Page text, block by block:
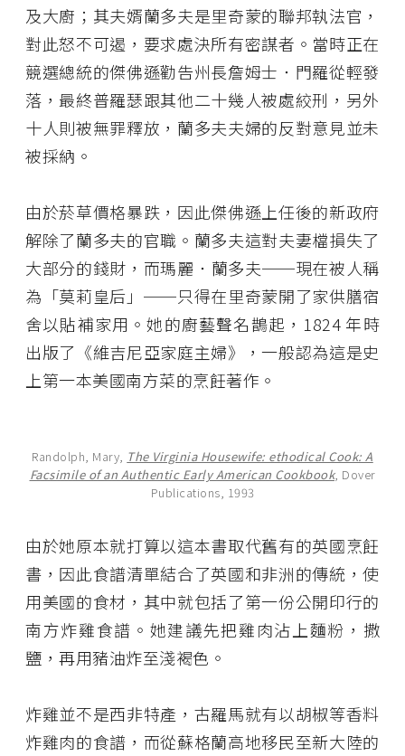
及大廚；其夫婿蘭多夫是里奇蒙的聯邦執法官，
對此怒不可遏，要求處決所有密謀者。當時正在
競選總統的傑佛遜勸告州長詹姆士．門羅從輕發
落，最終普羅瑟跟其他二十幾人被處絞刑，另外
十人則被無罪釋放，蘭多夫夫婦的反對意見並未
被採納。
由於菸草價格暴跌，因此傑佛遜上任後的新政府
解除了蘭多夫的官職。蘭多夫這對夫妻檔損失了
大部分的錢財，而瑪麗．蘭多夫──現在被人稱
為「莫莉皇后」──只得在里奇蒙開了家供膳宿
舍以貼補家用。她的廚藝聲名鵲起，1824 年時
出版了《維吉尼亞家庭主婦》，一般認為這是史
上第一本美國南方菜的烹飪著作。
Randolph, Mary, The Virginia Housewife: ethodical Cook: A
Facsimile of an Authentic Early American Cookbook, Dover
Publications, 1993
由於她原本就打算以這本書取代舊有的英國烹飪
書，因此食譜清單結合了英國和非洲的傳統，使
用美國的食材，其中就包括了第一份公開印行的
南方炸雞食譜。她建議先把雞肉沾上麵粉，撒
鹽，再用豬油炸至淺褐色。
炸雞並不是西非特產，古羅馬就有以胡椒等香料
炸雞肉的食譜，而從蘇格蘭高地移民至新大陸的